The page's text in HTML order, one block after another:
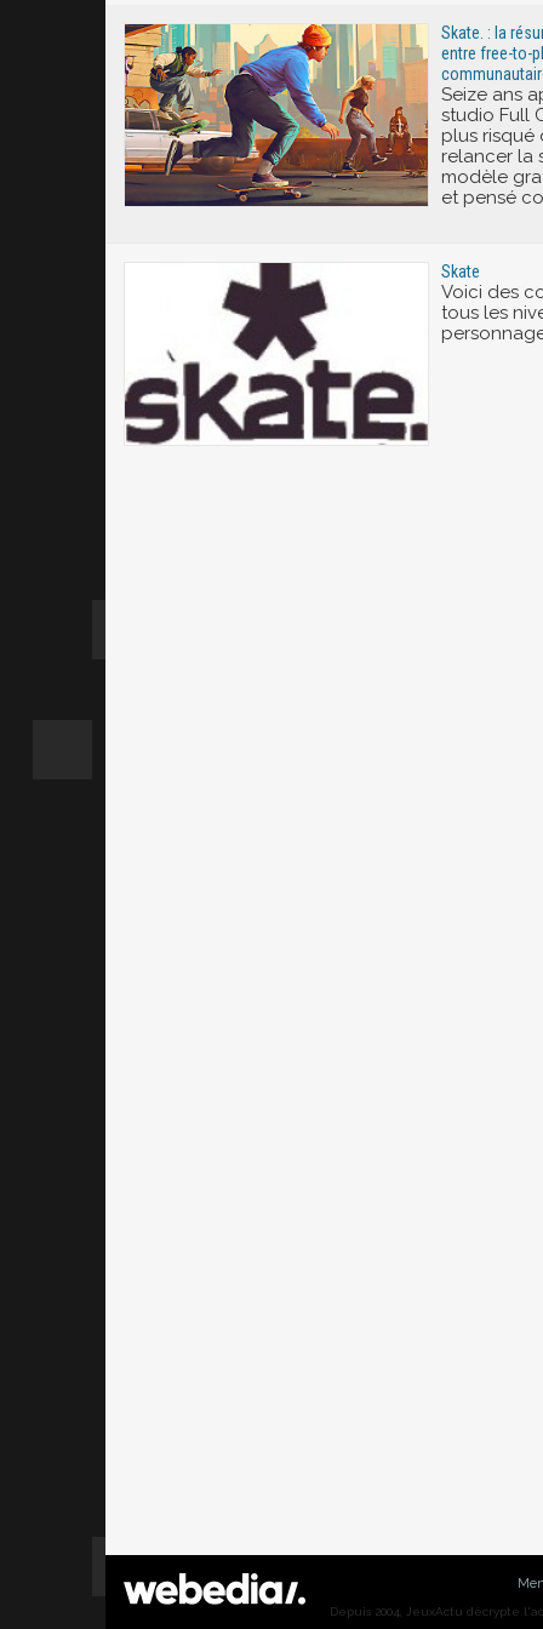
Skate. : la
entre free-to-
Seize ans
studio Full
plus risqué
relancer la
modèle
et pensé
Skate
Voici des
tous les
Depuis 2004, JeuxActu décrypte